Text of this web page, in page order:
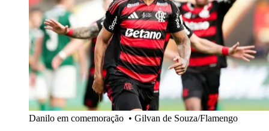
Danilo em comemoração • Gilvan de Souza/Flamengo